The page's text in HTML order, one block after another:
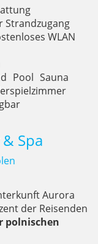
Strandzugang
WLAN
Pool Sauna
Spa
Aurora
der Reisenden
polnischen